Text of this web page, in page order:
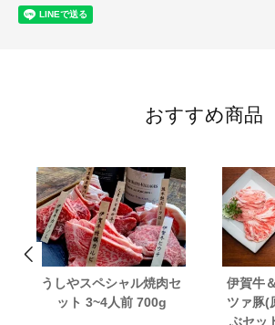
おすすめ商品
うしやスペシャル焼肉セ
ット 3~4人前 700g
伊賀牛
ツァ豚(
ぶセッ